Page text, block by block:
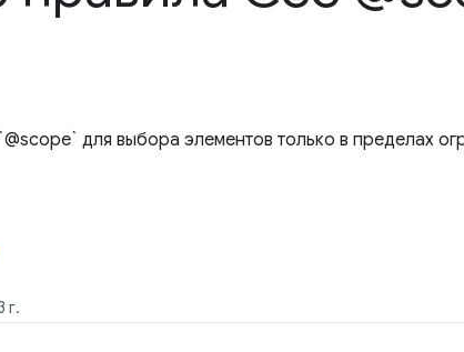
для выбора элементов только в пределах
г.